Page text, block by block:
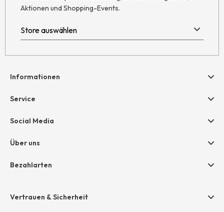
Aktionen und Shopping-Events.
Informationen
Hilfe & Kontakt
AGB
Widerruf
Impressum
Service
Geschenkgutscheine
Größentabelle
Social Media
Über uns
Unternehmen
Bezahlarten
Amazon Pay
Vertrauen & Sicherheit